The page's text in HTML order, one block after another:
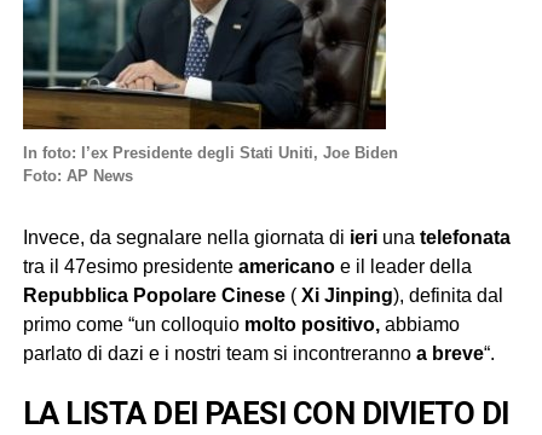
In foto: l’ex Presidente degli Stati Uniti, Joe Biden
Foto: AP News
Invece, da segnalare nella giornata di ieri una telefonata
tra il 47esimo presidente americanoe il leader della
Repubblica Popolare Cinese( Xi Jinping), definita dal
primo come “un colloquio molto positivo,abbiamo
parlato di dazi e i nostri team si incontreranno a breve“.
LA LISTA DEI PAESI CON DIVIETO DI